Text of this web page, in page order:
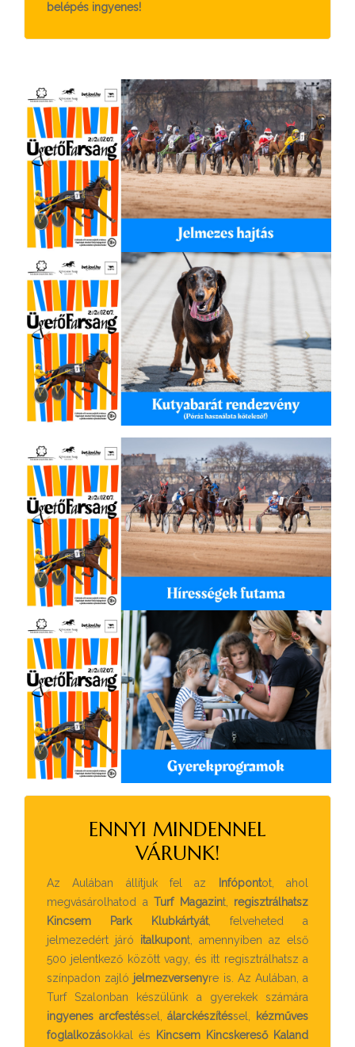
belépés ingyenes!
ENNYI MINDENNEL
VÁRUNK!
Az Aulában állítjuk fel az Infópontot, ahol
megvásárolhatod a Turf Magazint, regisztrálhatsz
Kincsem Park Klubkártyát, felveheted a
jelmezedért járó italkupont, amennyiben az első
500 jelentkező között vagy, és itt regisztrálhatsz a
színpadon zajló jelmezversenyre is. Az Aulában, a
Turf Szalonban készülünk a gyerekek számára
ingyenes arcfestéssel,álarckészítéssel,
kézműves
foglalkozásokkal és
Kincsem Kincskereső Kaland